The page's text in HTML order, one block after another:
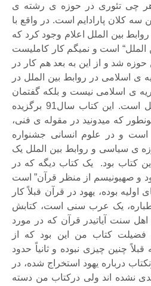
هر چی تئوری در حوزه ی رشته ی
کلان پارادایم است. در واقع با
روابط بین الملل اعلام وجود کرد که
الملل“ است و نمیگم کار کاملیست
شد و از این به بعد هم کار در
ی اسلامی در روابط بین الملل در
ی اسلامی نیست و بلکه گفتمان
اسلامی در روابط بین الملل است. این کتاب سال91 برگزیده
که میدونید در مقوله ی فنی،
و در علوم انسانی جشنواره
ی سیاسی و روابط بین الملل یک
کتاب بود. یک کتاب دیگه که در
و صهیونیسم از منظر قرآن” است
بوده، یهود در قرآن قبلاً کار
طباره، یک عرب سنی است، کتابش
سنت آیاتیدر قرآن که در مورد
فضیلت کتاب من این بود که از
چنین چیزی نبوده و ثانیاً حدود
درباره یهود استخراج شده، در
نشده اند ولی درکتاب من دسته